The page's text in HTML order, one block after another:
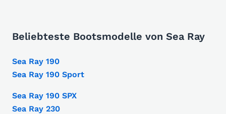
Beliebteste Bootsmodelle von Sea Ray
Sea Ray 190
Sea Ray 190 Sport
Sea Ray 190 SPX
Sea Ray 230